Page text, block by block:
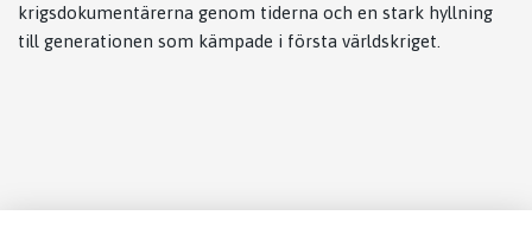
krigsdokumentärerna genom tiderna och en stark hyllning
till generationen som kämpade i första världskriget.